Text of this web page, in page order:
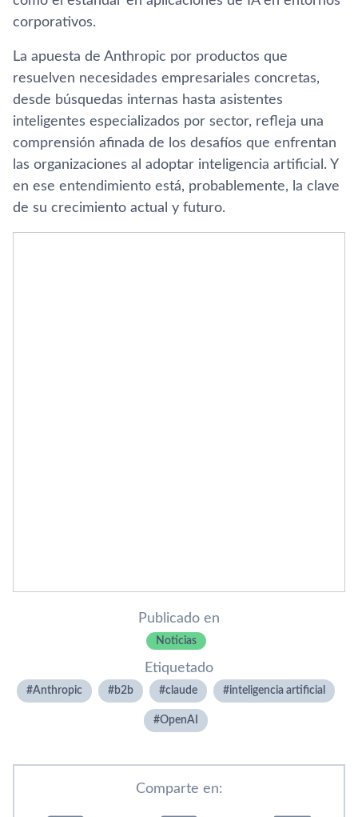
corporativos.
La apuesta de Anthropic por productos que
resuelven necesidades empresariales concretas,
desde búsquedas internas hasta asistentes
inteligentes especializados por sector, refleja una
comprensión afinada de los desafíos que enfrentan
las organizaciones al adoptar inteligencia artificial. Y
en ese entendimiento está, probablemente, la clave
de su crecimiento actual y futuro.
Publicado en
Noticias
Etiquetado
Anthropic b2b claude inteligencia artificial
OpenAI
Comparte en: